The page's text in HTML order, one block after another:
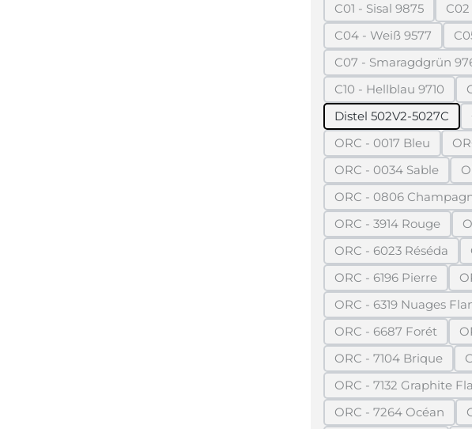
C01 - Sisal 9875
(Diese Option ist
C04 - Weiß 9577
(Diese Option ist
C07 - Smaragdgrün
(Diese
C10 - Hellblau 9710
(Diese Option
Distel 502V2-5027C
ORC - 0017 Bleu
(Diese Option ist
ORC - 0034 Sable
(Diese Option
ORC - 0806
(Diese
ORC - 3914 Rouge
(Diese Option
ORC - 6023 Réséda
(Diese Option
ORC - 6196 Pierre
(Diese Option
ORC - 6319 Nuages
(Diese
ORC - 6687 Forét
(Diese Option
ORC - 7104 Brique
(Diese Option
ORC - 7132 Graphite
(Diese
ORC - 7264 Océan
(Diese Option